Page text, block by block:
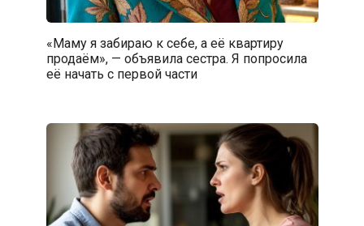
«Маму я забираю к себе, а её квартиру
продаём», — объявила сестра. Я попросила
её начать с первой части